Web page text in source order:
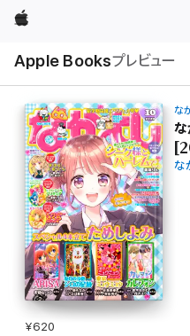
Apple
Apple Booksプレビュー
ル
な
な
¥620